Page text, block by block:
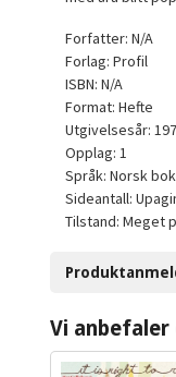
Forfatter: N/A
Forlag: Profil
ISBN: N/A
Format: Hefte
Utgivelsesår:
Opplag: 1
Språk: Norsk
Sideantall:
Tilstand: Meget
Vi anbefaler